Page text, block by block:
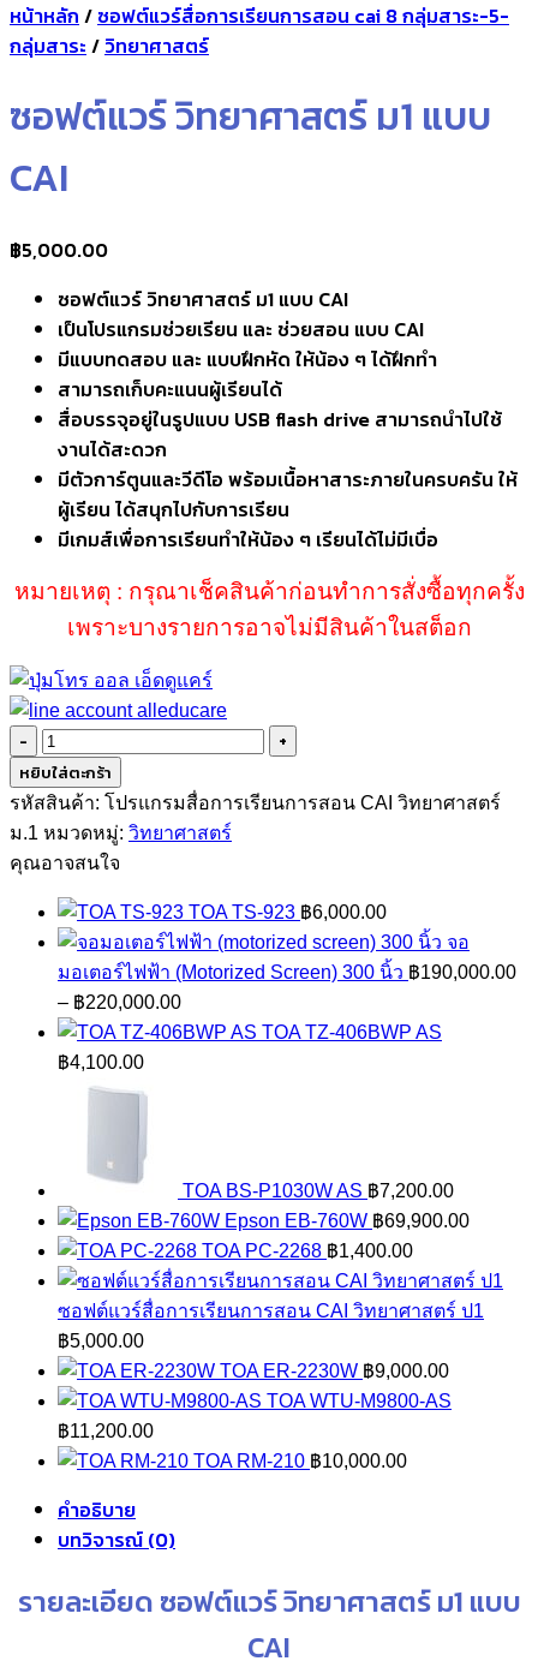
หน้าหลัก / ซอฟต์แวร์สื่อการเรียนการสอน cai 8 กลุ่มสาระ-5-
กลุ่มสาระ / วิทยาศาสตร์
ซอฟต์แวร์ วิทยาศาสตร์ ม1 แบบ
CAI
฿5,000.00
ซอฟต์แวร์ วิทยาศาสตร์ ม1 แบบ CAI
เป็นโปรแกรมช่วยเรียน และ ช่วยสอน แบบ CAI
มีแบบทดสอบ และ แบบฝึกหัด ให้น้อง ๆ ได้ฝึกทำ
สามารถเก็บคะแนนผู้เรียนได้
สื่อบรรจุอยู่ในรูปแบบ USB flash drive สามารถนำไปใช้
งานได้สะดวก
มีตัวการ์ตูนและวีดีโอ พร้อมเนื้อหาสาระภายในครบครัน ให้
ผู้เรียน ได้สนุกไปกับการเรียน
มีเกมส์เพื่อการเรียนทำให้น้อง ๆ เรียนได้ไม่มีเบื่อ
หมายเหตุ : กรุณาเช็คสินค้าก่อนทำการสั่งซื้อทุกครั้ง
เพราะบางรายการอาจไม่มีสินค้าในสต็อก
จำนวน
ซอฟต์แวร์
วิทยาศาสตร์
ม1
แบบ
ชิ้น
หยิบใส่ตะกร้า
รหัสสินค้า: โปรแกรมสื่อการเรียนการสอน CAI วิทยาศาสตร์
ม.1 หมวดหมู่: วิทยาศาสตร์
คุณอาจสนใจ
TOA TS-923 ฿6,000.00
จอ
มอเตอร์ไฟฟ้า (Motorized Screen) 300 นิ้ว ฿190,000.00
– ฿220,000.00Price
range:
TOA TZ-406BWP AS
฿4,100.00
TOA BS-P1030W AS ฿7,200.00
Epson EB-760W ฿69,900.00
TOA PC-2268 ฿1,400.00
ซอฟต์แวร์สื่อการเรียนการสอน CAI วิทยาศาสตร์ ป1
฿5,000.00
TOA ER-2230W ฿9,000.00
TOA WTU-M9800-AS
฿11,200.00
TOA RM-210 ฿10,000.00
คำอธิบาย
บทวิจารณ์ (0)
รายละเอียด ซอฟต์แวร์ วิทยาศาสตร์ ม1 แบบ
CAI